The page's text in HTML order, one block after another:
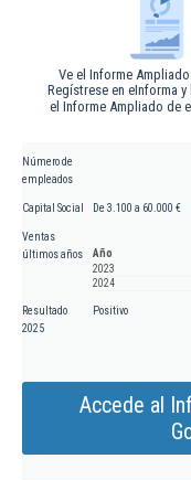
Ve el Informe
Regístrese en eInforma
el Informe Ampliado de
Número de
empleados
Capital Social De 3.100 a 60.000 €
Ventas
últimos años
Año
2023
2024
Resultado
2025
Positivo
Accede al